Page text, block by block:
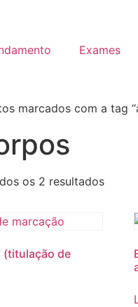
Exames
marcados com a tag
os 2 resultados
(titulação de